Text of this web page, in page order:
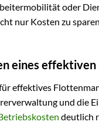
oder
nur Kosten zu
eines effektiven
effektives
und die
deutlich